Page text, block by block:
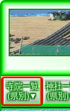
寺院一覧
(県別)▼
神社
(県別